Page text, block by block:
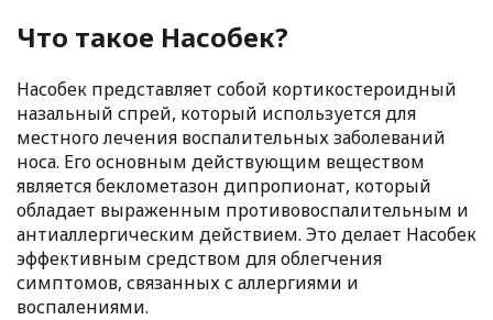
Что такое Насобек?
Насобек представляет собой кортикостероидный
назальный спрей, который используется для
местного лечения воспалительных заболеваний
носа. Его основным действующим веществом
является беклометазон дипропионат, который
обладает выраженным противовоспалительным и
антиаллергическим действием. Это делает Насобек
эффективным средством для облегчения
симптомов, связанных с аллергиями и
воспалениями.